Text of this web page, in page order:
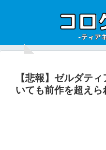
【悲報】ゼルダテ
いても前作を超えら